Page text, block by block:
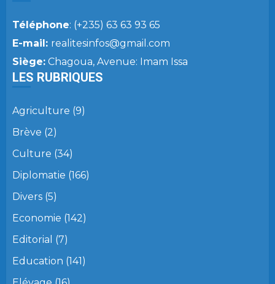
Téléphone: (+235) 63 63 93 65
E-mail: realitesinfos@gmail.com
Siège: Chagoua, Avenue: Imam Issa
LES RUBRIQUES
Agriculture (9)
Brève (2)
Culture (34)
Diplomatie (166)
Divers (5)
Economie (142)
Editorial (7)
Education (141)